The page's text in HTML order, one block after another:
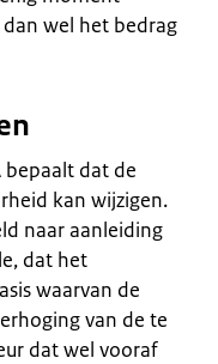
wel het bedrag
bepaalt dat de
kan wijzigen.
naar aanleiding
dat het
waarvan de
van de te
dat wel vooraf